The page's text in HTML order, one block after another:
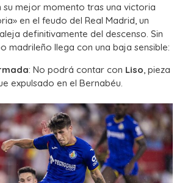
su mejor momento tras una victoria
en el feudo del Real Madrid, un
definitivamente del descenso. Sin
madrileño llega con una baja sensible:
: No podrá contar con Liso, pieza
expulsado en el Bernabéu.